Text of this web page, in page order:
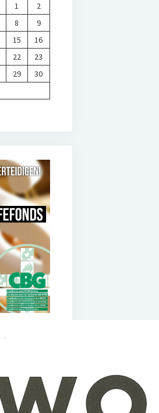
1
2
8
9
15
16
22
23
29
30